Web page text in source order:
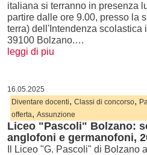
italiana si terranno in presenza
partire dalle ore 9.00, presso la
terra) dell'Intendenza scolastica
39100 Bolzano.…
leggi di piu
16.05.2025
Diventare docenti, Classi di concorso,
offerta, Assunzione
Liceo "Pascoli" Bolzano:
anglofoni e germanofoni,
Il Liceo "G. Pascoli" di Bolzano